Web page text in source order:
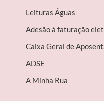
Leituras Águas
Adesão à faturação
Caixa Geral de
A​DSE
A Minha Rua